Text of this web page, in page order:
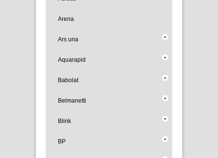
Arena
Ars una
Aquarapid
Babolat
Belmanetti
Blink
BP